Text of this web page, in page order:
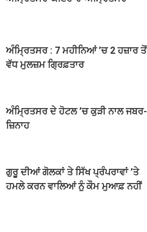
ਅੰਮ੍ਰਿਤਸਰ : 7 ਮਹੀਨਿਆਂ ’ਚ 2 ਹਜ਼ਾਰ ਤੋਂ
ਵੱਧ ਮੁਲਜ਼ਮ ਗ੍ਰਿਫ਼ਤਾਰ
ਅੰਮ੍ਰਿਤਸਰ ਦੇ ਹੋਟਲ ’ਚ ਕੁੜੀ ਨਾਲ ਜਬਰ-
ਜ਼ਿਨਾਹ
ਗੁਰੂ ਦੀਆਂ ਗੋਲਕਾਂ ਤੇ ਸਿੱਖ ਪ੍ਰੰਪਰਾਵਾਂ ’ਤੇ
ਹਮਲੇ ਕਰਨ ਵਾਲਿਆਂ ਨੂੰ ਕੌਮ ਮੁਆਫ਼ ਨਹੀਂ